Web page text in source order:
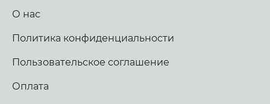
О нас
Политика конфиденциальности
Пользовательское соглашение
Оплата